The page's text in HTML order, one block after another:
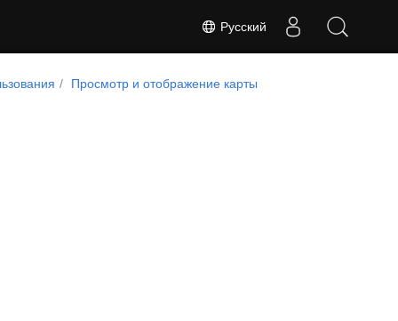
Русский
Просмотр и отображение карты